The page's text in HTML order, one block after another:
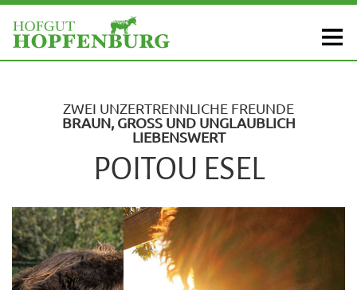
ZWEI UNZERTRENNLICHE FREUNDE
BRAUN, GROSS UND UNGLAUBLICH
LIEBENSWERT
POITOU ESEL